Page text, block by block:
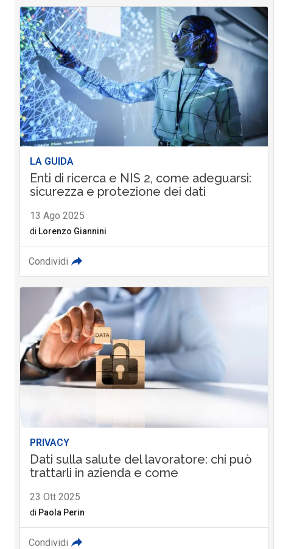
LA GUIDA
Enti di ricerca e NIS 2, come adeguarsi:
sicurezza e protezione dei dati
13 Ago 2025
di Lorenzo Giannini
Condividi
PRIVACY
Dati sulla salute del lavoratore: chi può
trattarli in azienda e come
23 Ott 2025
di Paola Perin
Condividi